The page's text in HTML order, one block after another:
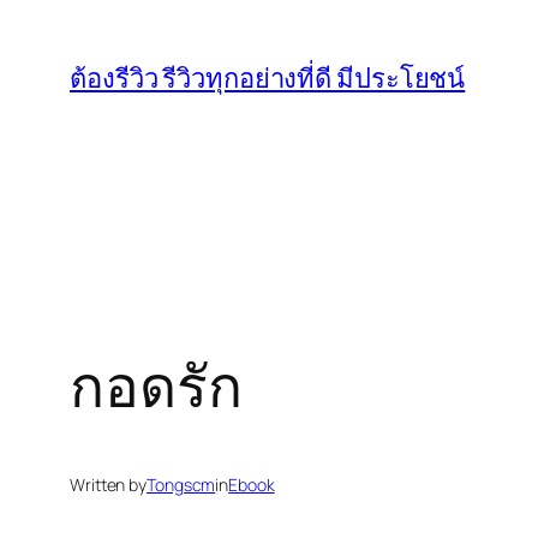
content
ต้องรีวิว รีวิวทุกอย่างที่ดี มีประโยชน์
กอดรัก
Written byTongscminEbook